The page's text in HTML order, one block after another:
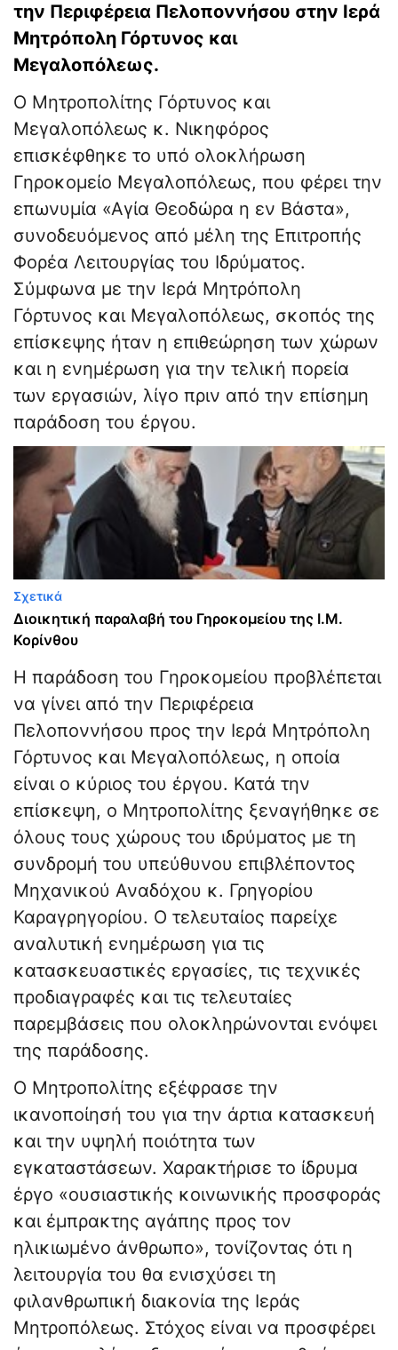
την Περιφέρεια Πελοποννήσου στην Ιερά
Μητρόπολη Γόρτυνος και
Μεγαλοπόλεως.
Ο Μητροπολίτης Γόρτυνος και
Μεγαλοπόλεως κ. Νικηφόρος
επισκέφθηκε το υπό ολοκλήρωση
Γηροκομείο Μεγαλοπόλεως, που φέρει την
επωνυμία «Αγία Θεοδώρα η εν Βάστα»,
συνοδευόμενος από μέλη της Επιτροπής
Φορέα Λειτουργίας του Ιδρύματος.
Σύμφωνα με την Ιερά Μητρόπολη
Γόρτυνος και Μεγαλοπόλεως, σκοπός της
επίσκεψης ήταν η επιθεώρηση των χώρων
και η ενημέρωση για την τελική πορεία
των εργασιών, λίγο πριν από την επίσημη
παράδοση του έργου.
Σχετικά
Διοικητική παραλαβή του Γηροκομείου της Ι.Μ.
Κορίνθου
Η παράδοση του Γηροκομείου προβλέπεται
να γίνει από την Περιφέρεια
Πελοποννήσου προς την Ιερά Μητρόπολη
Γόρτυνος και Μεγαλοπόλεως, η οποία
είναι ο κύριος του έργου. Κατά την
επίσκεψη, ο Μητροπολίτης ξεναγήθηκε σε
όλους τους χώρους του ιδρύματος με τη
συνδρομή του υπεύθυνου επιβλέποντος
Μηχανικού Αναδόχου κ. Γρηγορίου
Καραγρηγορίου. Ο τελευταίος παρείχε
αναλυτική ενημέρωση για τις
κατασκευαστικές εργασίες, τις τεχνικές
προδιαγραφές και τις τελευταίες
παρεμβάσεις που ολοκληρώνονται ενόψει
της παράδοσης.
Ο Μητροπολίτης εξέφρασε την
ικανοποίησή του για την άρτια κατασκευή
και την υψηλή ποιότητα των
εγκαταστάσεων. Χαρακτήρισε το ίδρυμα
έργο «ουσιαστικής κοινωνικής προσφοράς
και έμπρακτης αγάπης προς τον
ηλικιωμένο άνθρωπο», τονίζοντας ότι η
λειτουργία του θα ενισχύσει τη
φιλανθρωπική διακονία της Ιεράς
Μητροπόλεως. Στόχος είναι να προσφέρει